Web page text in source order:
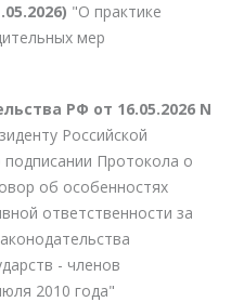
"О практике
мер
РФ от 16.05.2026 N
Российской
Протокола о
об особенностях
ответственности за
- членов
2010 года"